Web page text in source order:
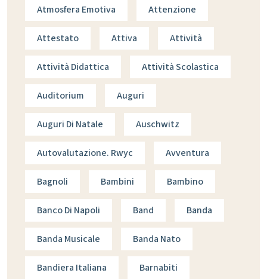
Atmosfera Emotiva Attenzione
Attestato Attiva Attività
Attività Didattica Attività Scolastica
Auditorium Auguri
Auguri Di Natale Auschwitz
Autovalutazione. Rwyc Avventura
Bagnoli Bambini Bambino
Banco Di Napoli Band Banda
Banda Musicale Banda Nato
Bandiera Italiana Barnabiti